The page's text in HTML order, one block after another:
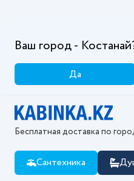
Ваш город -
Да
Бесплатная доставка по
Сантехника